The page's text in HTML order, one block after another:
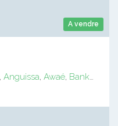
A vendre
Anguissa Awaé, Bankomo